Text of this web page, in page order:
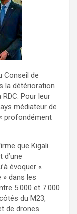
Conseil de
la détérioration
Pour leur
médiateur de
profondément
que Kigali
d’une
évoquer «
» dans les
5.000 et 7.000
du M23,
de drones